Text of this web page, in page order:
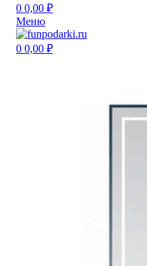
0 0,00 ₽
Меню
0 0,00 ₽